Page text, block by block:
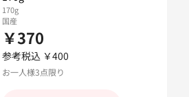
170g
国産
￥370
参考税込 ￥400
お一人様3点限り